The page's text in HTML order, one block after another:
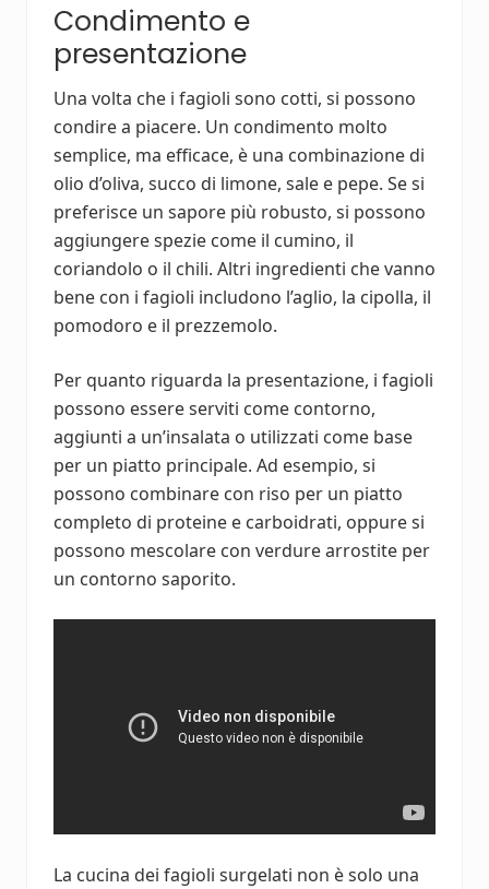
Condimento e
presentazione
Una volta che i fagioli sono cotti, si possono
condire a piacere. Un condimento molto
semplice, ma efficace, è una combinazione di
olio d’oliva, succo di limone, sale e pepe. Se si
preferisce un sapore più robusto, si possono
aggiungere spezie come il cumino, il
coriandolo o il chili. Altri ingredienti che vanno
bene con i fagioli includono l’aglio, la cipolla, il
pomodoro e il prezzemolo.
Per quanto riguarda la presentazione, i fagioli
possono essere serviti come contorno,
aggiunti a un’insalata o utilizzati come base
per un piatto principale. Ad esempio, si
possono combinare con riso per un piatto
completo di proteine e carboidrati, oppure si
possono mescolare con verdure arrostite per
un contorno saporito.
La cucina dei fagioli surgelati non è solo una